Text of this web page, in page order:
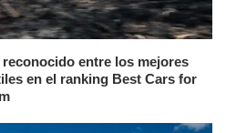
entre los mejores
en el ranking Best Cars for